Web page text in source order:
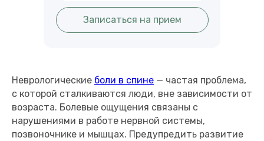
Записаться на прием
Неврологические боли в спине — частая проблема,
с которой сталкиваются люди, вне зависимости от
возраста. Болевые ощущения связаны с
нарушениями в работе нервной системы,
позвоночнике и мышцах. Предупредить развитие